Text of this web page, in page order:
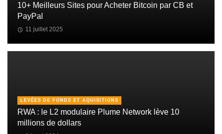
10+ Meilleurs Sites pour Acheter Bitcoin par CB et
PayPal
11 juillet 2025
LEVÉES DE FONDS ET AQUISITIONS
RWA : le L2 modulaire Plume Network lève 10
millions de dollars